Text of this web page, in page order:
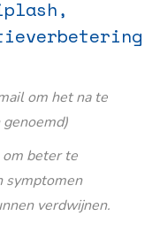
om het na te
beter te
symptomen
verdwijnen.